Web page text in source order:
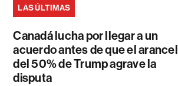
LAS ÚLTIMAS
Canadá lucha por llegar a un
acuerdo antes de que el arancel
del 50% de Trump agrave la
disputa